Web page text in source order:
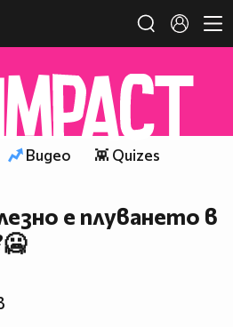
Видео 👾 Quizes
е плуването в